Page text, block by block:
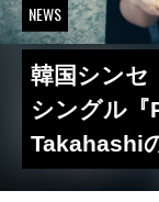
NEWS
韓国シンセ
シングル『
Takahashi